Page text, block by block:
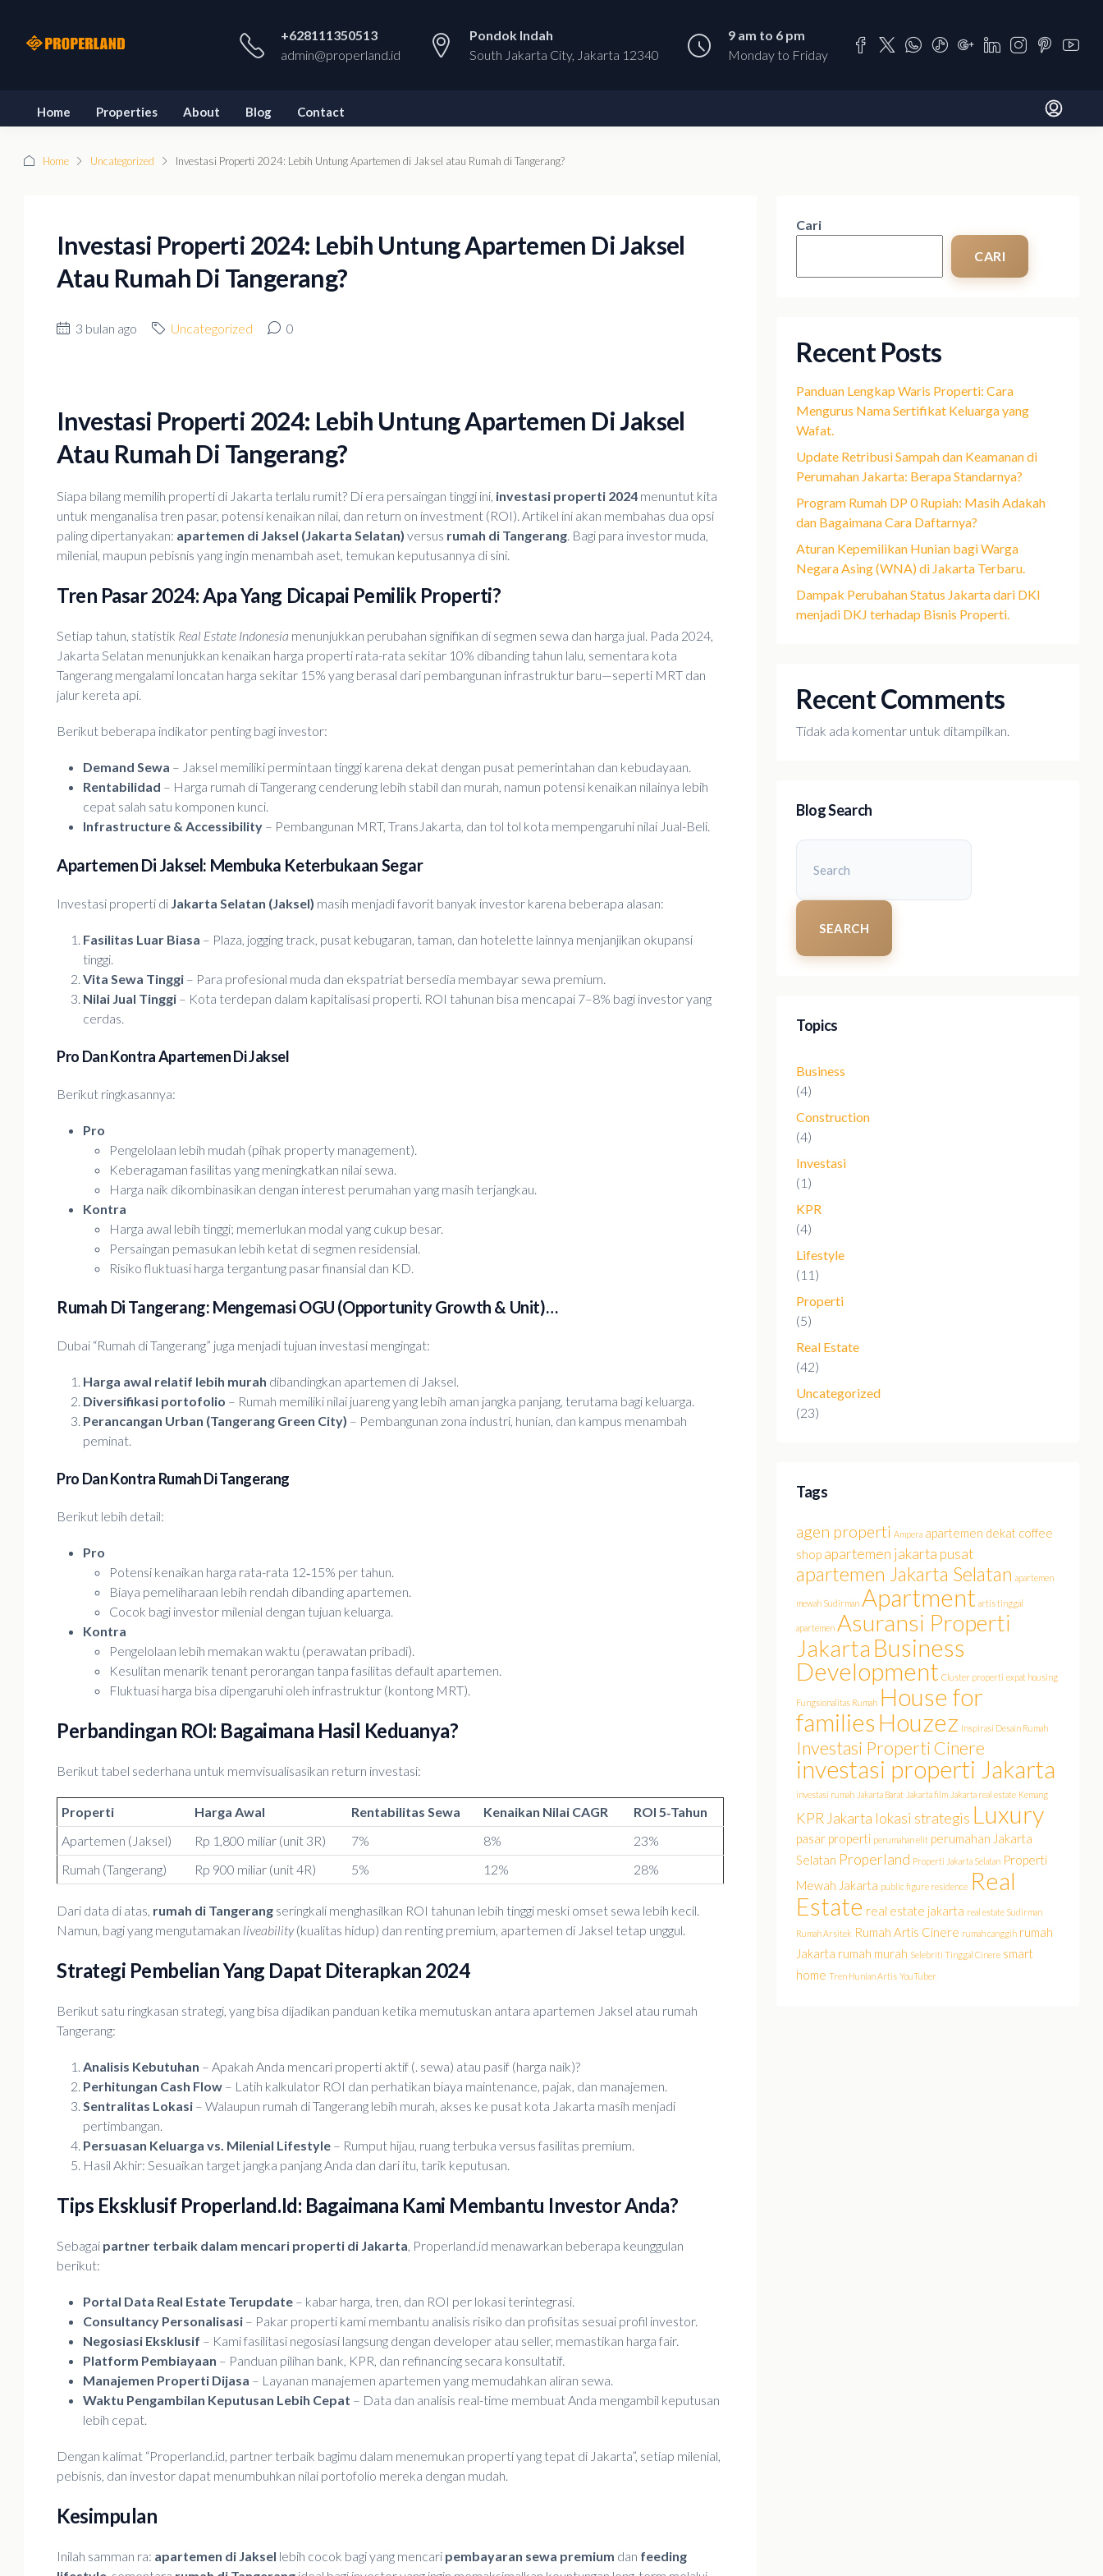
+628111350513
admin@properland.id
Pondok Indah
South Jakarta City, Jakarta 12340
9 am to 6 pm
Monday to Friday
Home Properties About Blog Contact
Home Uncategorized Investasi Properti 2024: Lebih Untung Apartemen di Jaksel atau Rumah di Tangerang?
Investasi Properti 2024: Lebih Untung Apartemen Di Jaksel
Atau Rumah Di Tangerang?
3 bulan ago Uncategorized 0
Investasi Properti 2024: Lebih Untung Apartemen Di Jaksel
Atau Rumah Di Tangerang?
Siapa bilang memilih properti di Jakarta terlalu rumit? Di era persaingan tinggi ini, investasi properti 2024 menuntut kita
untuk menganalisa tren pasar, potensi kenaikan nilai, dan return on investment (ROI). Artikel ini akan membahas dua opsi
paling dipertanyakan: apartemen di Jaksel (Jakarta Selatan) versus rumah di Tangerang. Bagi para investor muda,
milenial, maupun pebisnis yang ingin menambah aset, temukan keputusannya di sini.
Tren Pasar 2024: Apa Yang Dicapai Pemilik Properti?
Setiap tahun, statistik Real Estate Indonesia menunjukkan perubahan signifikan di segmen sewa dan harga jual. Pada 2024,
Jakarta Selatan menunjukkan kenaikan harga properti rata-rata sekitar 10% dibanding tahun lalu, sementara kota
Tangerang mengalami loncatan harga sekitar 15% yang berasal dari pembangunan infrastruktur baru—seperti MRT dan
jalur kereta api.
Berikut beberapa indikator penting bagi investor:
Demand Sewa – Jaksel memiliki permintaan tinggi karena dekat dengan pusat pemerintahan dan kebudayaan.
Rentabilidad – Harga rumah di Tangerang cenderung lebih stabil dan murah, namun potensi kenaikan nilainya lebih
cepat salah satu komponen kunci.
Infrastructure & Accessibility – Pembangunan MRT, TransJakarta, dan tol tol kota mempengaruhi nilai Jual-Beli.
Apartemen Di Jaksel: Membuka Keterbukaan Segar
Investasi properti di Jakarta Selatan (Jaksel) masih menjadi favorit banyak investor karena beberapa alasan:
Fasilitas Luar Biasa – Plaza, jogging track, pusat kebugaran, taman, dan hotelette lainnya menjanjikan okupansi
tinggi.
Vita Sewa Tinggi – Para profesional muda dan ekspatriat bersedia membayar sewa premium.
Nilai Jual Tinggi – Kota terdepan dalam kapitalisasi properti. ROI tahunan bisa mencapai 7–8% bagi investor yang
cerdas.
Pro Dan Kontra Apartemen Di Jaksel
Berikut ringkasannya:
Pro
Pengelolaan lebih mudah (pihak property management).
Keberagaman fasilitas yang meningkatkan nilai sewa.
Harga naik dikombinasikan dengan interest perumahan yang masih terjangkau.
Kontra
Harga awal lebih tinggi; memerlukan modal yang cukup besar.
Persaingan pemasukan lebih ketat di segmen residensial.
Risiko fluktuasi harga tergantung pasar finansial dan KD.
Rumah Di Tangerang: Mengemasi OGU (Opportunity Growth & Unit)…
Dubai “Rumah di Tangerang” juga menjadi tujuan investasi mengingat:
Harga awal relatif lebih murah dibandingkan apartemen di Jaksel.
Diversifikasi portofolio – Rumah memiliki nilai juareng yang lebih aman jangka panjang, terutama bagi keluarga.
Perancangan Urban (Tangerang Green City) – Pembangunan zona industri, hunian, dan kampus menambah
peminat.
Pro Dan Kontra Rumah Di Tangerang
Berikut lebih detail:
Pro
Potensi kenaikan harga rata-rata 12‑15% per tahun.
Biaya pemeliharaan lebih rendah dibanding apartemen.
Cocok bagi investor milenial dengan tujuan keluarga.
Kontra
Pengelolaan lebih memakan waktu (perawatan pribadi).
Kesulitan menarik tenant perorangan tanpa fasilitas default apartemen.
Fluktuasi harga bisa dipengaruhi oleh infrastruktur (kontong MRT).
Perbandingan ROI: Bagaimana Hasil Keduanya?
Berikut tabel sederhana untuk memvisualisasikan return investasi:
Properti Harga Awal Rentabilitas Sewa Kenaikan Nilai CAGR
ROI 5‑Tahun
Apartemen (Jaksel)
Rp 1,800 miliar (unit 3R) 7% 8%
23%
Rumah (Tangerang)
Rp 900 miliar (unit 4R) 5% 12% 28%
Dari data di atas, rumah di Tangerang seringkali menghasilkan ROI tahunan lebih tinggi meski omset sewa lebih kecil.
Namun, bagi yang mengutamakan liveability(kualitas hidup) dan renting premium, apartemen di Jaksel tetap unggul.
Strategi Pembelian Yang Dapat Diterapkan 2024
Berikut satu ringkasan strategi, yang bisa dijadikan panduan ketika memutuskan antara apartemen Jaksel atau rumah
Tangerang:
Analisis Kebutuhan – Apakah Anda mencari properti aktif (. sewa) atau pasif (harga naik)?
Perhitungan Cash Flow – Latih kalkulator ROI dan perhatikan biaya maintenance, pajak, dan manajemen.
Sentralitas Lokasi – Walaupun rumah di Tangerang lebih murah, akses ke pusat kota Jakarta masih menjadi
pertimbangan.
Persuasan Keluarga vs. Milenial Lifestyle – Rumput hijau, ruang terbuka versus fasilitas premium.
Hasil Akhir: Sesuaikan target jangka panjang Anda dan dari itu, tarik keputusan.
Tips Eksklusif Properland.id: Bagaimana Kami Membantu Investor Anda?
Sebagai partner terbaik dalam mencari properti di Jakarta, Properland.id menawarkan beberapa keunggulan
berikut:
Portal Data Real Estate Terupdate – kabar harga, tren, dan ROI per lokasi terintegrasi.
Consultancy Personalisasi – Pakar properti kami membantu analisis risiko dan profisitas sesuai profil investor.
Negosiasi Eksklusif – Kami fasilitasi negosiasi langsung dengan developer atau seller, memastikan harga fair.
Platform Pembiayaan – Panduan pilihan bank, KPR, dan refinancing secara konsultatif.
Manajemen Properti Dijasa – Layanan manajemen apartemen yang memudahkan aliran sewa.
Waktu Pengambilan Keputusan Lebih Cepat – Data dan analisis real-time membuat Anda mengambil keputusan
lebih cepat.
Dengan kalimat “Properland.id, partner terbaik bagimu dalam menemukan properti yang tepat di Jakarta”, setiap milenial,
pebisnis, dan investor dapat menumbuhkan nilai portofolio mereka dengan mudah.
Kesimpulan
Inilah samman ra: apartemen di Jaksel lebih cocok bagi yang mencari pembayaran sewa premium dan feeding
Cari
CARI
Recent Posts
Panduan Lengkap Waris Properti: Cara
Mengurus Nama Sertifikat Keluarga yang
Wafat.
Update Retribusi Sampah dan Keamanan di
Perumahan Jakarta: Berapa Standarnya?
Program Rumah DP 0 Rupiah: Masih Adakah
dan Bagaimana Cara Daftarnya?
Aturan Kepemilikan Hunian bagi Warga
Negara Asing (WNA) di Jakarta Terbaru.
Dampak Perubahan Status Jakarta dari DKI
menjadi DKJ terhadap Bisnis Properti.
Recent Comments
Tidak ada komentar untuk ditampilkan.
Blog Search
SEARCH
Topics
Business
(4)
Construction
(4)
Investasi
(1)
KPR
(4)
Lifestyle
(11)
Properti
(5)
Real Estate
(42)
Uncategorized
(23)
Tags
agen properti Ampera apartemen dekat coffee
shop apartemen jakarta pusat
apartemen Jakarta Selatan apartemen
mewah Sudirman Apartment artis tinggal
apartemen Asuransi Properti
Jakarta Business
Development Cluster properti expat housing
Fungsionalitas Rumah House for
families Houzez Inspirasi Desain Rumah
Investasi Properti Cinere
investasi properti Jakarta
investasi rumah Jakarta Barat Jakarta film Jakarta real estate Kemang
KPR Jakarta lokasi strategis Luxury
pasar properti perumahan elit perumahan Jakarta
Selatan Properland Properti Jakarta Selatan Properti
Mewah Jakarta public figure residence Real
Estate real estate jakarta real estate Sudirman
Rumah Arsitek Rumah Artis Cinere rumah canggih rumah
Jakarta rumah murah Selebriti Tinggal Cinere smart
home Tren Hunian Artis YouTuber